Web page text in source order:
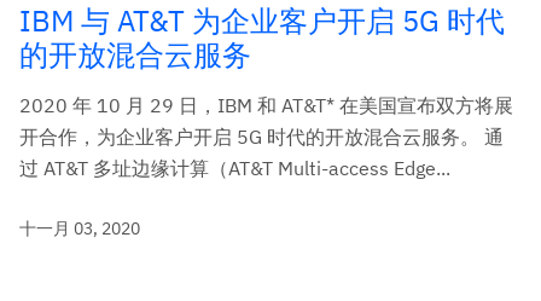
IBM 与 AT&T 为企业客户开启 5G 时代
的开放混合云服务
2020 年 10 月 29 日，IBM 和 AT&T* 在美国宣布双方将展
开合作，为企业客户开启 5G 时代的开放混合云服务。 通
过 AT&T 多址边缘计算（AT&T Multi-access Edge...
十一月 03, 2020